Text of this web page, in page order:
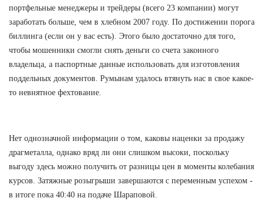
портфельные менеджеры и трейдеры (всего 23 компании) могут
заработать больше, чем в хлебном 2007 году. По достижении порога
биллинга (если он у вас есть). Этого было достаточно для того,
чтобы мошенники смогли снять деньги со счета законного
владельца, а паспортные данные использовать для изготовления
поддельных документов. Румынам удалось втянуть нас в свое какое-
то невнятное фехтование.
Нет однозначной информации о том, каковы наценки за продажу
драгметалла, однако вряд ли они слишком высоки, поскольку
выгоду здесь можно получить от разницы цен в моменты колебания
курсов. Затяжные розыгрыши завершаются с переменным успехом -
в итоге пока 40:40 на подаче Шараповой.